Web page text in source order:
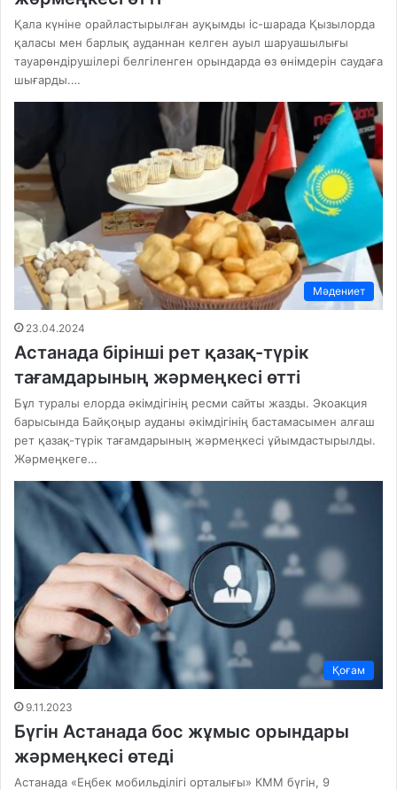
Қала күніне орайластырылған ауқымды іс-шарада Қызылорда
қаласы мен барлық ауданнан келген ауыл шаруашылығы
тауарөндірушілері белгіленген орындарда өз өнімдерін саудаға
шығарды.…
Мәдениет
23.04.2024
Астанада бірінші рет қазақ-түрік
тағамдарының жәрмеңкесі өтті
Бұл туралы елорда әкімдігінің ресми сайты жазды. Экоакция
барысында Байқоңыр ауданы әкімдігінің бастамасымен алғаш
рет қазақ-түрік тағамдарының жәрмеңкесі ұйымдастырылды.
Жәрмеңкеге…
Қоғам
9.11.2023
Бүгін Астанада бос жұмыс орындары
жәрмеңкесі өтеді
Астанада «Еңбек мобильділігі орталығы» КММ бүгін, 9